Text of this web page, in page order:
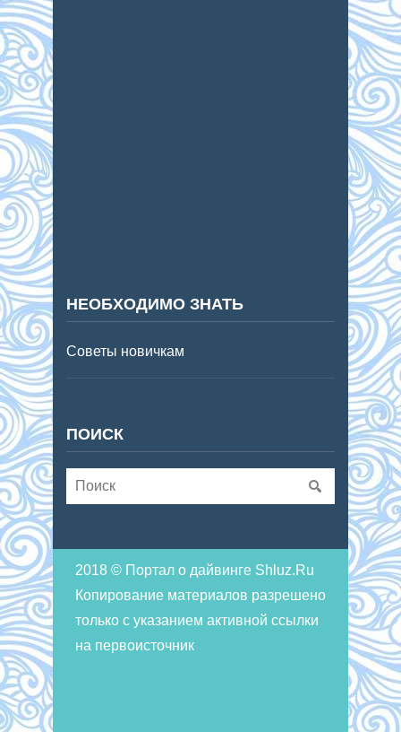
НЕОБХОДИМО ЗНАТЬ
Советы новичкам
ПОИСК
2018 © Портал о дайвинге Shluz.Ru
Копирование материалов разрешено
только с указанием активной ссылки
на первоисточник